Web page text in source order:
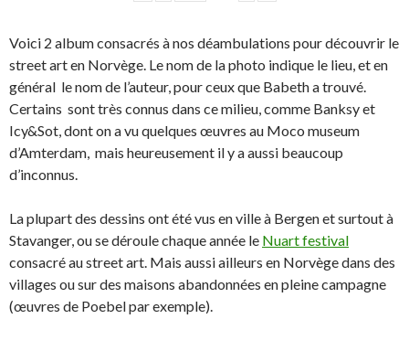
Voici 2 album consacrés à nos déambulations pour découvrir le
street art en Norvège. Le nom de la photo indique le lieu, et en
général le nom de l’auteur, pour ceux que Babeth a trouvé.
Certains sont très connus dans ce milieu, comme Banksy et
Icy&Sot, dont on a vu quelques œuvres au Moco museum
d’Amterdam, mais heureusement il y a aussi beaucoup
d’inconnus.
La plupart des dessins ont été vus en ville à Bergen et surtout à
Stavanger, ou se déroule chaque année le Nuart festival
consacré au street art. Mais aussi ailleurs en Norvège dans des
villages ou sur des maisons abandonnées en pleine campagne
(œuvres de Poebel par exemple).